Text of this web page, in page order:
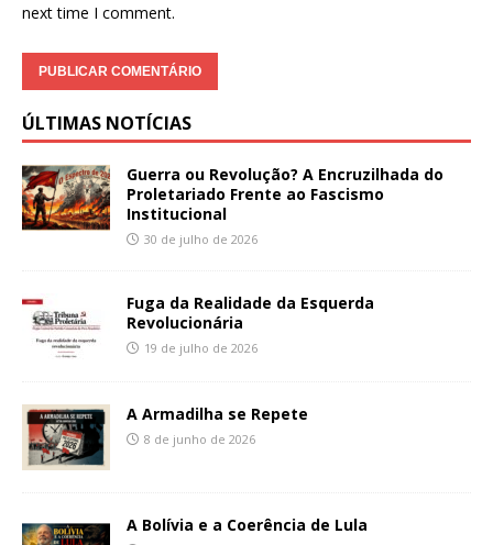
next time I comment.
ÚLTIMAS NOTÍCIAS
Guerra ou Revolução? A Encruzilhada do
Proletariado Frente ao Fascismo
Institucional
30 de julho de 2026
Fuga da Realidade da Esquerda
Revolucionária
19 de julho de 2026
A Armadilha se Repete
8 de junho de 2026
A Bolívia e a Coerência de Lula